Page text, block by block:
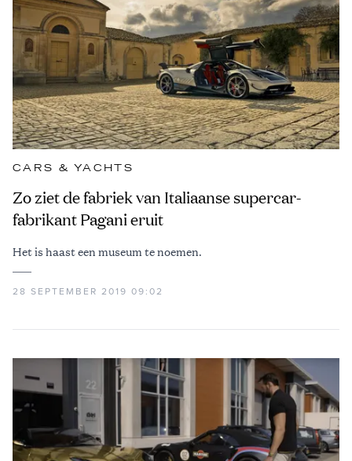
CARS & YACHTS
Zo ziet de fabriek van Italiaanse supercar-
fabrikant Pagani eruit
Het is haast een museum te noemen.
28 SEPTEMBER 2019 09:02